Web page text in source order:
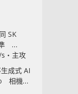
SK
s‧主攻
成式 AI
相機